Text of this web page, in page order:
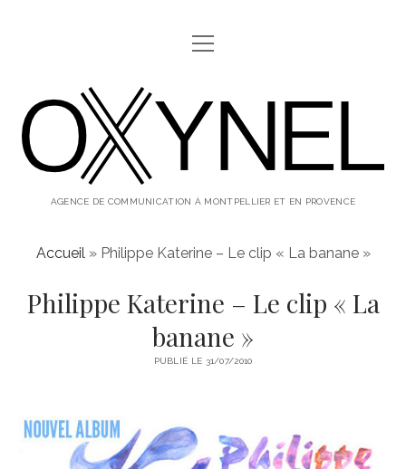
ABOUT
twitterinstagram
linkedin
ouvrir
menu
oxynel,
le
blog
AGENCE DE COMMUNICATION À MONTPELLIER ET EN PROVENCE
Accueil» Philippe Katerine – Le clip « La banane »
Philippe Katerine – Le clip « La
banane »
PUBLIÉ LE 31/07/2010